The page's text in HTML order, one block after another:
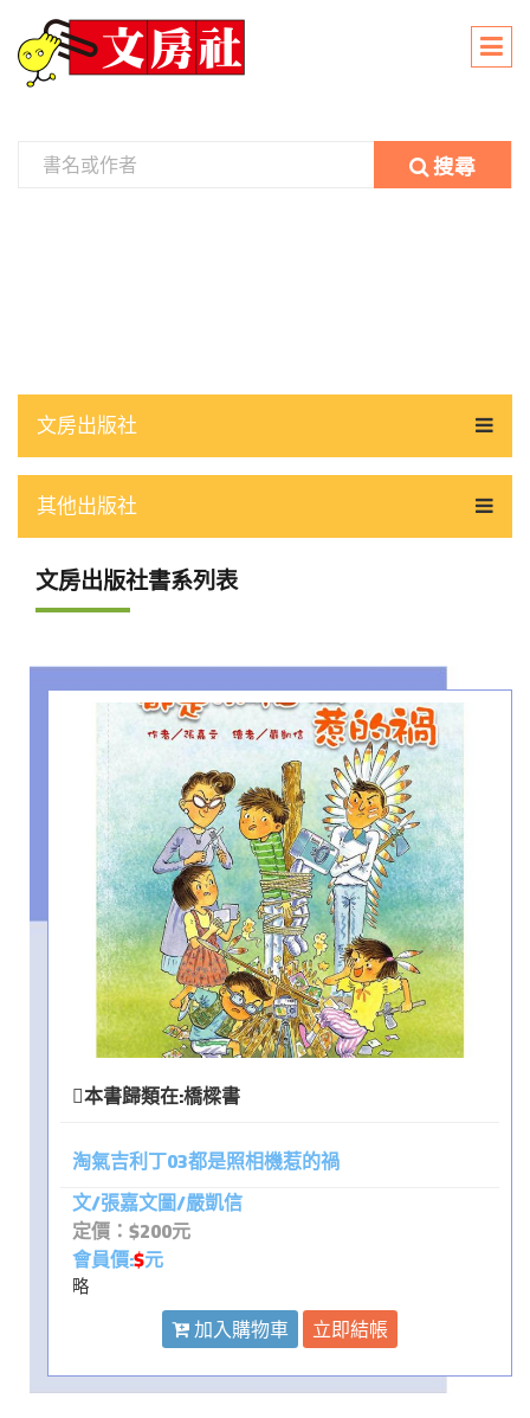
搜尋
文房出版社
其他出版社
文房出版社書系列表
本書歸類在:橋樑書
淘氣吉利丁03都是照相機惹的禍
文/張嘉文圖/嚴凱信
定價：$200元
會員價:$元
略
加入購物車 立即結帳